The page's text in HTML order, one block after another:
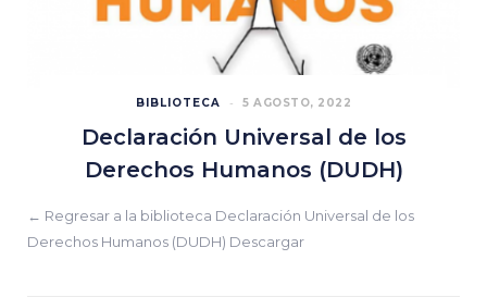
BIBLIOTECA 5 AGOSTO, 2022
Declaración Universal de los
Derechos Humanos (DUDH)
← Regresar a la biblioteca Declaración Universal de los
Derechos Humanos (DUDH) Descargar